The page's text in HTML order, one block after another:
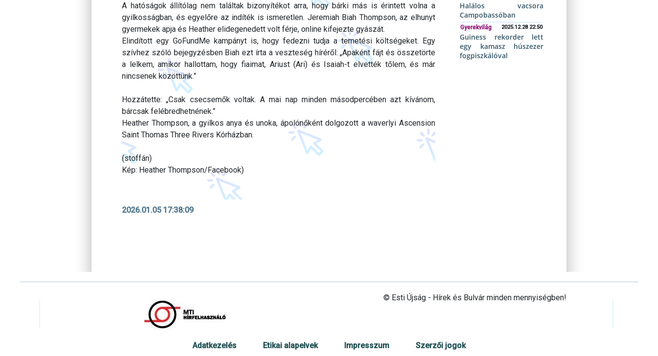
A hatóságok állítólag nem találtak bizonyítékot arra, hogy bárki más is érintett volna a
gyilkosságban, és egyelőre az indíték is ismeretlen. Jeremiah Biah Thompson, az elhunyt
gyermekek apja és Heather elidegenedett volt férje, online kifejezte gyászát.
Elindított egy GoFundMe kampányt is, hogy fedezni tudja a temetési költségeket. Egy
szívhez szóló bejegyzésben Biah ezt írta a veszteség híréről: „Apaként fájt és összetörte
a lelkem, amikor hallottam, hogy fiaimat, Ariust (Ari) és Isaiah-t elvették tőlem, és már
nincsenek közöttünk.”
Hozzátette: „Csak csecsemők voltak. A mai nap minden másodpercében azt kívánom,
bárcsak felébredhetnének.”
Heather Thompson, a gyilkos anya és unoka, ápolónőként dolgozott a waverlyi Ascension
Saint Thomas Three Rivers Kórházban.
(stoffán)
Kép: Heather Thompson/Facebook)
2026.01.05 17:38:09
Halálos vacsora
Campobassóban
Gyerekvilág 2025.12.28 22:50
Guiness rekorder lett
egy kamasz húszezer
fogpiszkálóval
© Esti Újság - Hírek és Bulvár minden mennyiségben!
Adatkezelés Etikai alapelvek Impresszum Szerzői jogok